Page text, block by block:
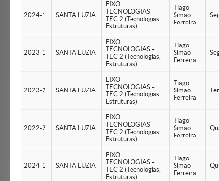
2024-1 SANTA LUZIA
EIXO
TECNOLOGIAS –
TEC 2 (Tecnologias,
Estruturas)
Tiago
Simao
Ferreira
2023-1 SANTA LUZIA
EIXO
TECNOLOGIAS –
TEC 2 (Tecnologias,
Estruturas)
Tiago
Simao
Ferreira
2023-2 SANTA LUZIA
EIXO
TECNOLOGIAS –
TEC 2 (Tecnologias,
Estruturas)
Tiago
Simao
Ferreira
2022-2 SANTA LUZIA
EIXO
TECNOLOGIAS –
TEC 2 (Tecnologias,
Estruturas)
Tiago
Simao
Ferreira
2024-1 SANTA LUZIA
EIXO
TECNOLOGIAS –
TEC 2 (Tecnologias,
Estruturas)
Tiago
Simao
Ferreira